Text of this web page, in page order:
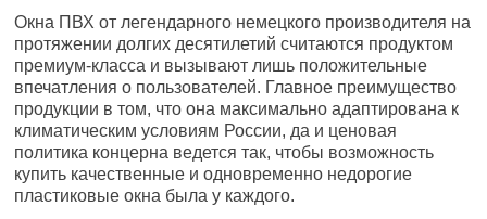
Окна ПВХ от легендарного немецкого производителя на
протяжении долгих десятилетий считаются продуктом
премиум-класса и вызывают лишь положительные
впечатления о пользователей. Главное преимущество
продукции в том, что она максимально адаптирована к
климатическим условиям России, да и ценовая
политика концерна ведется так, чтобы возможность
купить качественные и одновременно недорогие
пластиковые окна была у каждого.